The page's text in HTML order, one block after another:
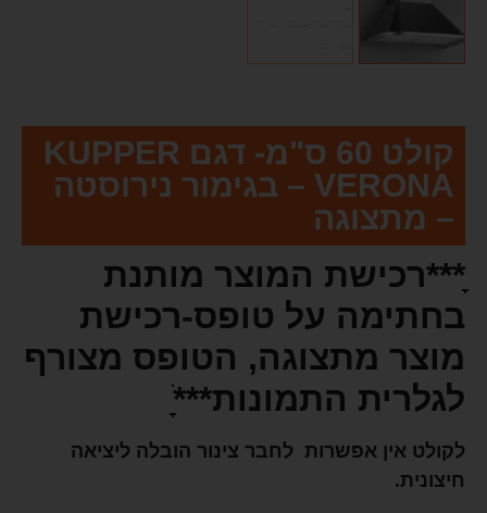
קולט 60 ס"מ- דגם KUPPER
– VERONA בגימור נירוסטה
– מתצוגה
ָָָָָָָָָ***רכישת המוצר מותנת
בחתימה על טופס-רכישת
מוצר מתצוגה, הטופס מצורף
לגלרית התמונות***ָָָָָָׂ
לקולט אין אפשרות לחבר צינור הובלה ליציאה
חיצונית.